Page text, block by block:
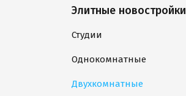
Элитные новостройки
Студии
Однокомнатные
Двухкомнатные